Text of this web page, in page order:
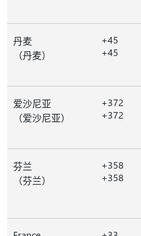
丹麦
（丹麦）
+45
+45
爱沙尼亚
（爱沙尼亚）
+372
+372
芬兰
（芬兰）
+358
+358